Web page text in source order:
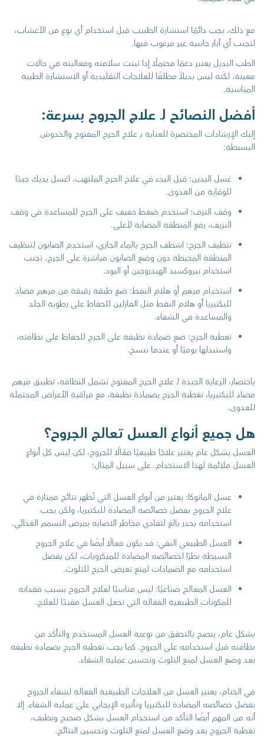
مع ذلك، يجب دائمًا استشارة الطبيب قبل استخدام أي نوع من الأعشاب،
لتجنب أي آثار جانبية غير مرغوب فيها.
الطب البديل يعتبر دعمًا محتملًا إذا ثبتت سلامته وفعاليته في حالات
معينة، لكنه ليس بديلاً مطلقًا للعلاجات التقليدية أو الاستشارة الطبية
المناسبة.
أفضل النصائح لـ علاج الجروح بسرعة:
إليك الإرشادات المختصرة للعناية بـ علاج الجرح المفتوح والخدوش
البسيطة:
غسل اليدين: قبل البدء في علاج الجرح الملتهب، اغسل يديك جيدًا
للوقاية من العدوى.
وقف النزف: استخدم ضغط خفيف على الجرح للمساعدة في وقف
النزيف، رفع المنطقة المصابة لأعلى.
تنظيف الجرح: اشطف الجرح بالماء الجاري، استخدم الصابون لتنظيف
المنطقة المحيطة دون وضع الصابون مباشرة على الجرح. تجنب
استخدام بيروكسيد الهيدروجين أو اليود.
استخدام مرهم أو هلام النفط: ضع طبقة رقيقة من مرهم مضاد
للبكتيريا أو هلام النفط مثل الفازلين للحفاظ على رطوبة الجلد
والمساعدة في الشفاء.
تغطية الجرح: ضع ضمادة نظيفة على الجرح للحفاظ على نظافته،
واستبدلها يوميًا أو عندما تتسخ.
باختصار، الرعاية الجيدة لـ علاج الجرح المفتوح تشمل النظافة، تطبيق مرهم
مضاد للبكتيريا، تغطية الجرح بضمادة نظيفة، مع مراقبة الأعراض المحتملة
للعدوى.
هل جميع أنواع العسل تعالج الجروح؟
العسل بشكل عام يعتبر علاجًا طبيعيًا فعّالًا للجروح، لكن ليس كل أنواع
العسل ملائمة لهذا الاستخدام. على سبيل المثال:
عسل المانوكا: يعتبر من أنواع العسل التي تُظهر نتائج ممتازة في
علاج الجروح بفضل خصائصه المضادة للبكتيريا، ولكن يجب
استخدامه بحذر بالغ لتفادي مخاطر الاصابه بمرض التسمم الغذائي.
العسل الطبيعي النقي: قد يكون فعالًا أيضًا في علاج الجروح
البسيطة نظرًا لخصائصه المضادة للميكروبات، لكن يفضل
استخدامه مع الضمادات لمنع تعرض الجرح للتلوث.
العسل المعالج صناعيًا: ليس مناسبًا لعلاج الجروح بسبب فقدانه
للمكونات الطبيعية الفعالة التي تجعل العسل مفيدًا للعلاج.
بشكل عام، ينصح بالتحقق من نوعية العسل المستخدم والتأكد من
نظافته قبل استخدامه على الجروح. كما يجب تغطية الجرح بضمادة نظيفة
بعد وضع العسل لمنع التلوث وتحسين عملية الشفاء.
في الختام، يعتبر العسل من العلاجات الطبيعية الفعالة لشفاء الجروح
بفضل خصائصه المضادة للبكتيريا وتأثيره الإيجابي على عملية الشفاء. إلا
أنه من المهم أيضًا التأكد من استخدام العسل بشكل صحيح ونظيف،
تغطية الجروح بعد وضع العسل لمنع التلوث وتحسين النتائج.